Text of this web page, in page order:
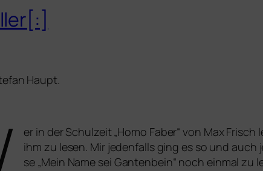
Haupt.
er in der Schulzeit „Homo Faber“ von Max
ihm zu lesen. Mir jeden­falls ging es so und
se „Mein Name sei Gantenbein“ noch ein­mal